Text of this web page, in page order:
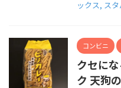
ックス, ス
コンビニ
クセに
ク 天狗